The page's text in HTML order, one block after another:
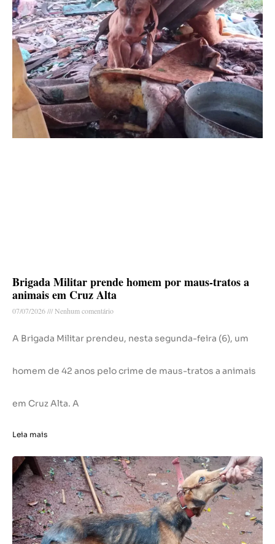
Brigada Militar prende homem por maus-tratos a
animais em Cruz Alta
07/07/2026 Nenhum comentário
A Brigada Militar prendeu, nesta segunda-feira (6), um
homem de 42 anos pelo crime de maus-tratos a animais
em Cruz Alta. A
Leia mais